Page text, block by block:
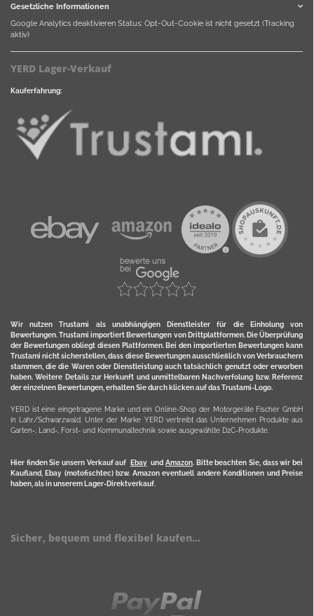
Gesetzliche Informationen
Google Analytics deaktivieren Status: Opt-Out-Cookie ist nicht gesetzt (Tracking
aktiv)
YERD Lager-Verkauf
Kauferfahrung:
Wir nutzen Trustami als unabhängigen Dienstleister für die Einholung von
Bewertungen. Trustami importiert Bewertungen von Drittplattformen. Die Überprüfung
der Bewertungen obliegt diesen Plattformen. Bei den importierten Bewertungen kann
Trustami nicht sicherstellen, dass diese Bewertungen ausschließlich von Verbrauchern
stammen, die die Waren oder Dienstleistung auch tatsächlich genutzt oder erworben
haben. Weitere Details zur Herkunft und unmittelbaren Nachverfolung bzw. Referenz
der einzelnen Bewertungen, erhalten Sie durch klicken auf das Trustami-Logo.
YERD ist eine eingetragene Marke und ein Online-Shop der Motorgeräte Fischer GmbH
in Lahr/Schwarzwald. Unter der Marke YERD vertreibt das Unternehmen Produkte aus
Garten-, Land-, Forst- und Kommunaltechnik sowie ausgewählte D2C-Produkte.
Hier finden Sie unsern Verkauf auf Ebayund Amazon. Bitte beachten Sie, dass wir bei
Kaufland, Ebay (motofischtec) bzw. Amazon eventuell andere Konditionen und Preise
haben, als in unserem Lager-Direktverkauf.
Sicher, bequem und flexibel kaufen...